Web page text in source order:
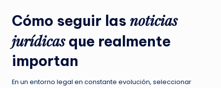
Cómo seguir las noticias
jurídicasque realmente
importan
En un entorno legal en constante evolución, seleccionar